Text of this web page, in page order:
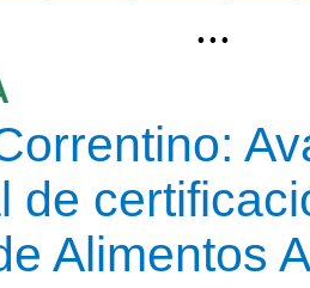
...
de
Alimentos